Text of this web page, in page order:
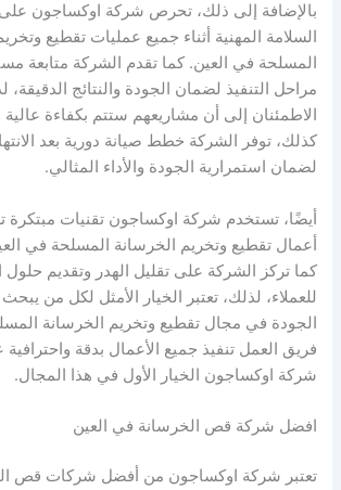
بالإضافة إلى ذلك، تحرص شركة اوكساجون على
السلامة المهنية أثناء جميع عمليات تقطيع
المسلحة في العين. كما تقدم الشركة متابعة
مراحل التنفيذ لضمان الجودة والنتائج الدقيقة،
الاطمئنان إلى أن مشاريعهم ستتم بكفاءة
كذلك، توفر الشركة خطط صيانة دورية بعد
لضمان استمرارية الجودة والأداء المثالي.
أيضًا، تستخدم شركة اوكساجون تقنيات مبتكرة
أعمال تقطيع وتخريم الخرسانة المسلحة في
كما تركز الشركة على تقليل الهدر وتقديم حلول
للعملاء، لذلك، تعتبر الخيار الأمثل لكل من
الجودة في مجال تقطيع وتخريم الخرسانة
فريق العمل تنفيذ جميع الأعمال بدقة واحترافية
شركة اوكساجون الخيار الأول في هذا المجال.
افضل شركة قص الخرسانة في العين
تعتبر شركة اوكساجون من أفضل شركات قص